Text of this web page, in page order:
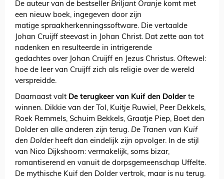
De auteur van de bestseller Briljant Oranje komt met
een nieuw boek, ingegeven door zijn
matige spraakherkenningssoftware. Die vertaalde
Johan Cruijff steevast in Johan Christ. Dat zette aan tot
nadenken en resulteerde in intrigerende
gedachtes over Johan Cruijff en Jezus Christus. Oftewel:
hoe de leer van Cruijff zich als religie over de wereld
verspreidde.
Daarnaast valt De terugkeer van Kuif den Dolder te
winnen. Dikkie van der Tol, Kuitje Ruwiel, Peer Dekkels,
Roek Remmels, Schuim Bekkels, Graatje Piep, Boet den
Dolder en alle anderen zijn terug. De Tranen van Kuif
den Dolderheeft dan eindelijk zijn opvolger. In de stijl
van Nico Dijkshoorn: vermakelijk, soms bizar,
romantiserend en vanuit de dorpsgemeenschap Uffelte.
De mythische Kuif den Dolder vertrok, maar is nu terug.